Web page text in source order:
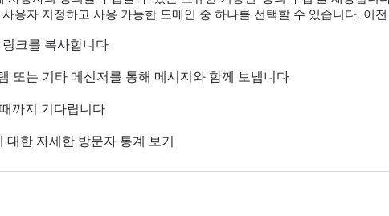
용자 지정하고 사용 가능한 도메인 중 하나를 선택할 수 있습니다. 이
크를 복사합니다
또는 기타 메신저를 통해 메시지와 함께 보냅니다
까지 기다립니다
대한 자세한 방문자 통계 보기